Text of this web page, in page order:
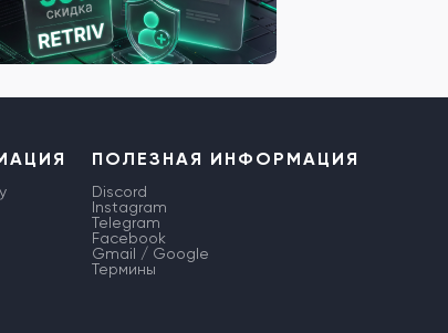
ПОЛЕЗНАЯ ИНФОРМАЦИЯ
Discord
Instagram
Telegram
Facebook
Gmail / Google
Термины